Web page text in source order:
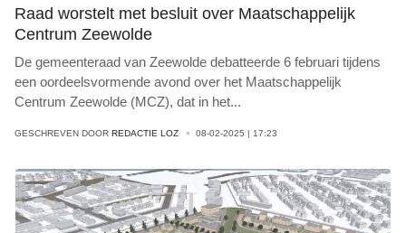
Raad worstelt met besluit over Maatschappelijk
Centrum Zeewolde
De gemeenteraad van Zeewolde debatteerde 6 februari tijdens
een oordeelsvormende avond over het Maatschappelijk
Centrum Zeewolde (MCZ), dat in het...
GESCHREVEN DOOR REDACTIE LOZ 08-02-2025 | 17:23